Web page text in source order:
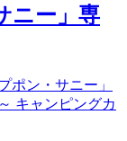
ニー」専
ポン・サニー」
キャンピングカ